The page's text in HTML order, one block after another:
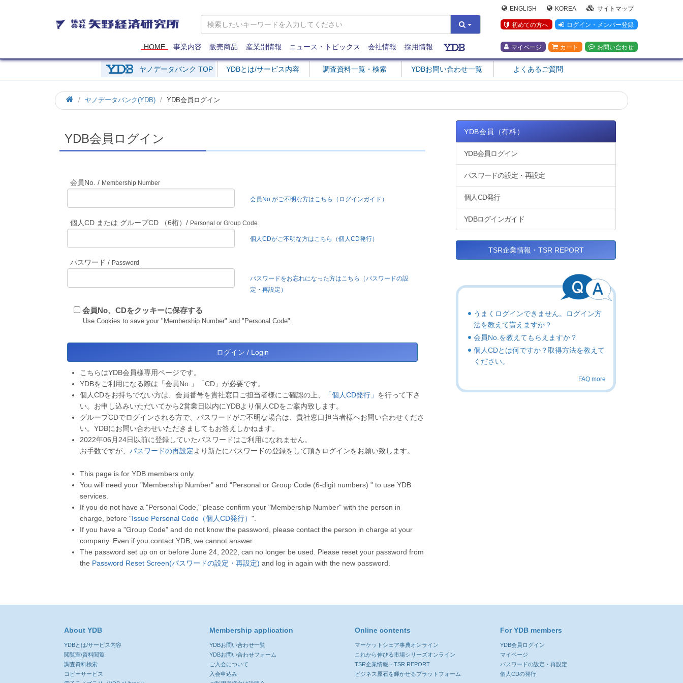
矢
野
研
究
所
ENGLISH KOREA サイトマップ
初めての方へ ログイン・メンバー登録
マイページ カート お問い合わせ
HOME 事業内容 販売商品 産業別情報 ニュース・トピックス 会社情報 採用情報
ヤノデータバンク TOP YDBとは/サービス内容 調査資料一覧・検索 YDBお問い合わせ一覧 よくあるご質問
ホ
ー
ヤノデータバンク(YDB) YDB会員ログイン
YDB会員ログイン
会員No. / Membership Number
会員No.がご不明な方はこちら（ログインガイド）
個人CD または グループCD （6桁）/ Personal or Group Code
個人CDがご不明な方はこちら（個人CD発行）
パスワード / Password
パスワードをお忘れになった方はこちら（パスワードの設
定・再設定）
会員No、CDをクッキーに保存する
Use Cookies to save your "Membership Number" and "Personal Code".
こちらはYDB会員様専用ページです。
YDBをご利用になる際は「会員No.」「CD」が必要です。
個人CDをお持ちでない方は、会員番号を貴社窓口ご担当者様にご確認の上、
「個人CD発行」 を行って下さ
い。お申し込みいただいてから2営業日以内にYDBより個人CDをご案内致します。
グループCDでログインされる方で、パスワードがご不明な場合は、貴社窓口担当者様へお問い合わせくださ
い。YDBにお問い合わせいただきましてもお答えしかねます。
2022年06月24日以前に登録していたパスワードはご利用になれません。
お手数ですが、 パスワードの再設定より新たにパスワードの登録をして頂きログインをお願い致します。
This page is for YDB members only.
You will need your "Membership Number" and "Personal or Group Code (6-digit numbers) " to use YDB
services.
If you do not have a "Personal Code," please confirm your "Membership Number" with the person in
charge, before "Issue Personal Code（個人CD発行） ".
If you have a ”Group Code” and do not know the password, please contact the person in charge at your
company. Even if you contact YDB, we cannot answer.
The password set up on or before June 24, 2022, can no longer be used. Please reset your password from
the Password Reset Screen(パスワードの設定・再設定) and log in again with the new password.
YDB会員（有料）
YDB会員ログイン
パスワードの設定・再設定
個人CD発行
YDBログインガイド
TSR企業情報・TSR REPORT
うまくログインできません。ログイン方
法を教えて貰えますか？
会員No.を教えてもらえますか？
個人CDとは何ですか？取得方法を教えて
ください。
FAQ more
About YDB
YDBとは/サービス内容
閲覧室/資料閲覧
調査資料検索
コピーサービス
Membership application
YDBお問い合わせ一覧
YDBお問い合わせフォーム
ご入会について
入会申込み
Online contents
マーケットシェア事典オンライン
これから伸びる市場シリーズオンライン
TSR企業情報・TSR REPORT
ビジネス原石を輝かせるプラットフォーム
For YDB members
YDB会員ログイン
マイページ
パスワードの設定・再設定
個人CDの発行